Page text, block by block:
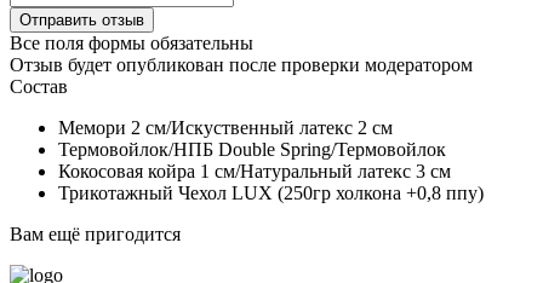
Все поля формы обязательны
Отзыв будет опубликован после проверки модератором
Состав
Мемори 2 см/Искуственный латекс 2 см
Термовойлок/НПБ Double Spring/Термовойлок
Кокосовая койра 1 см/Натуральный латекс 3 см
Трикотажный Чехол LUX (250гр холкона +0,8 ппу)
Вам ещё пригодится